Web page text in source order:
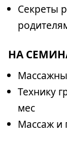
Секреты
НА
Технику
мес
Массаж и